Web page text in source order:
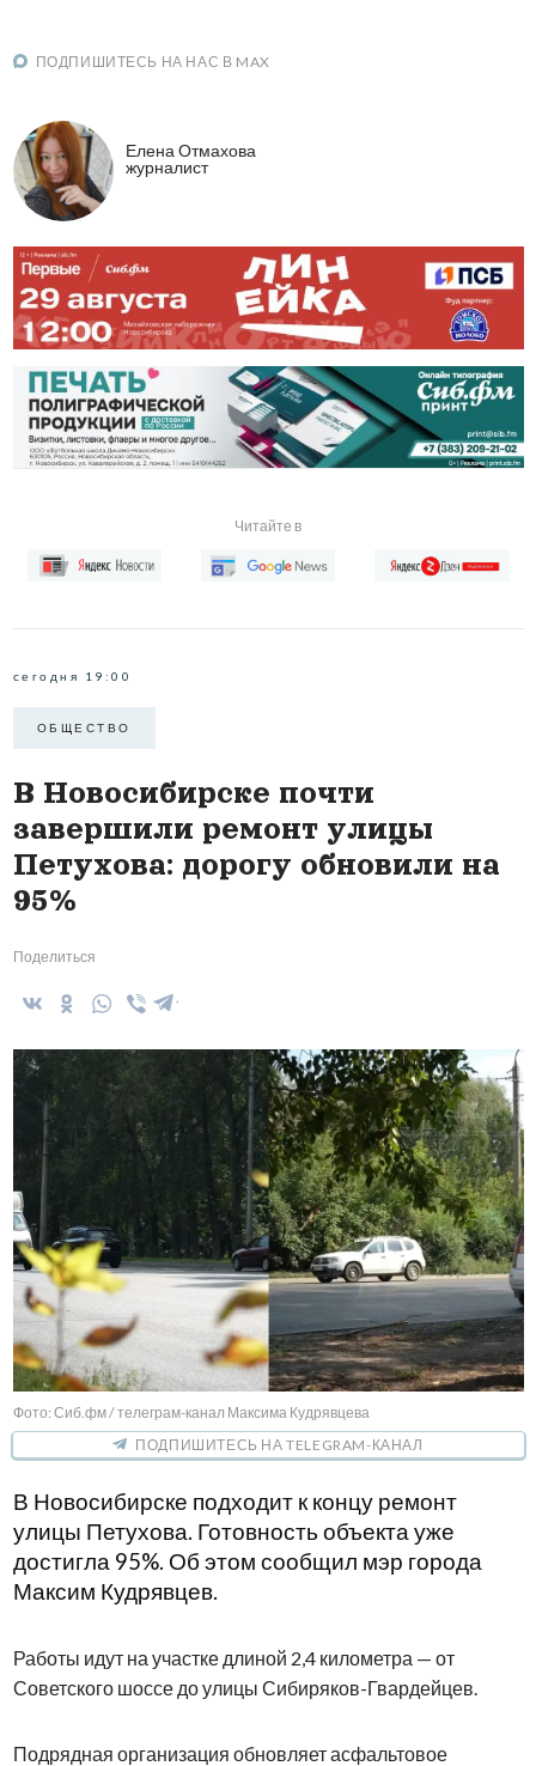
ПОДПИШИТЕСЬ НА НАС В MAX
Елена Отмахова
журналист
Читайте в
сегодня 19:00
ОБЩЕСТВО
В Новосибирске почти
завершили ремонт улицы
Петухова: дорогу обновили на
95%
Поделиться
Фото: Сиб.фм / телеграм-канал Максима Кудрявцева
ПОДПИШИТЕСЬ НА TELEGRAM-КАНАЛ
В Новосибирске подходит к концу ремонт
улицы Петухова. Готовность объекта уже
достигла 95%. Об этом сообщил мэр города
Максим Кудрявцев.
Работы идут на участке длиной 2,4 километра — от
Советского шоссе до улицы Сибиряков-Гвардейцев.
Подрядная организация обновляет асфальтовое